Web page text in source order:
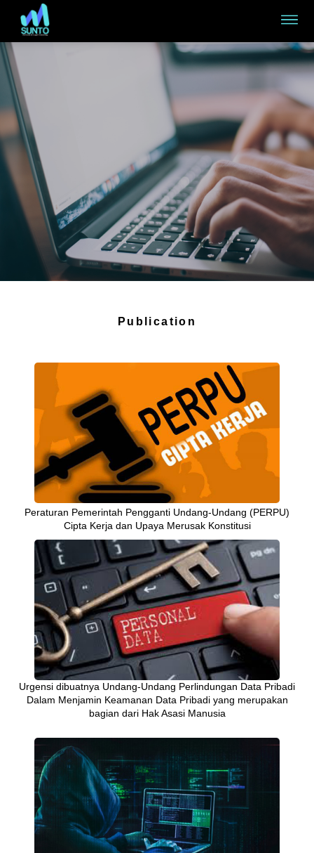
Publication
Peraturan Pemerintah Pengganti Undang-Undang (PERPU)
Cipta Kerja dan Upaya Merusak Konstitusi
Urgensi dibuatnya Undang-Undang Perlindungan Data Pribadi
Dalam Menjamin Keamanan Data Pribadi yang merupakan
bagian dari Hak Asasi Manusia